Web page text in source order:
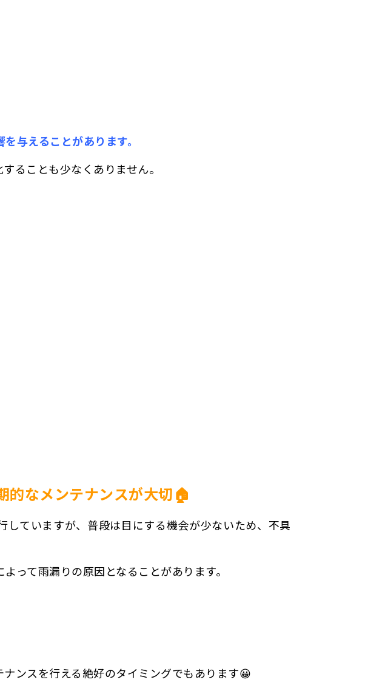
与えることがあります。
ることも少なくありません。
的なメンテナンスが大切🏠
ていますが、普段は目にする機会が少ないため、不具
って雨漏りの原因となることがあります。
ンスを行える絶好のタイミングでもあります😀